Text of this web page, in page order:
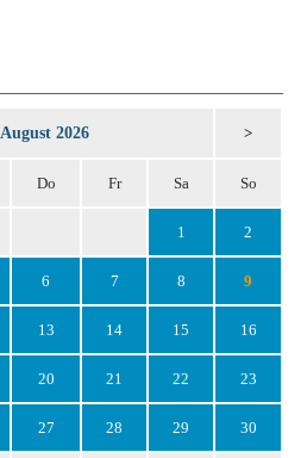
August 2026 >
Do Fr Sa So
1 2
6 7 8 9
13 14 15 16
20 21 22 23
27 28 29 30